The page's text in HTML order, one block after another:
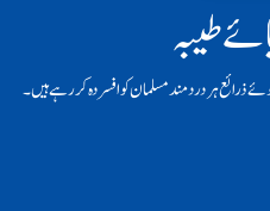
طیبہ
ذرائع ہر دردمند مسلمان کو افسردہ کر رہے ہیں۔